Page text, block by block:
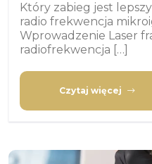
Który zabieg jest
radio frekwencja
Wprowadzenie Laser
radiofrekwencja […]
Czytaj więcej